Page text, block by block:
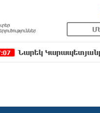
Կարապետյանը`